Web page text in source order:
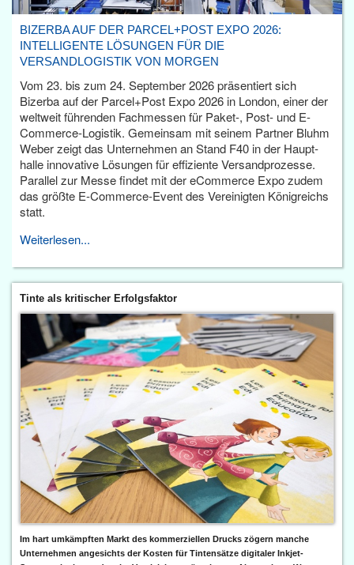
BIZERBA AUF DER PARCEL+POST EXPO 2026:
INTELLIGENTE LÖSUNGEN FÜR DIE
VERSANDLOGISTIK VON MORGEN
Vom 23. bis zum 24. September 2026 präsentiert sich
Bizerba auf der Parcel+Post Expo 2026 in London, einer der
weltweit führenden Fachmessen für Paket-, Post- und E-
Commerce-Logistik. Gemeinsam mit seinem Partner Bluhm
Weber zeigt das Unternehmen an Stand F40 in der Haupt­
halle innovative Lösungen für effiziente Versandprozesse.
Parallel zur Messe findet mit der eCommerce Expo zudem
das größte E-Commerce-Event des Vereinigten Königreichs
statt.
Weiterlesen...
Tinte als kritischer Erfolgsfaktor
Im hart umkämpften Markt des kommerziellen Drucks zögern manche
Unternehmen angesichts der Kosten für Tintensätze digitaler Inkjet-